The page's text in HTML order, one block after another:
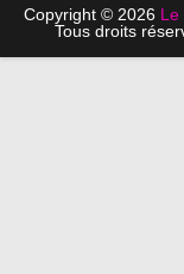
Copyright © 2026 Le
Tous droits